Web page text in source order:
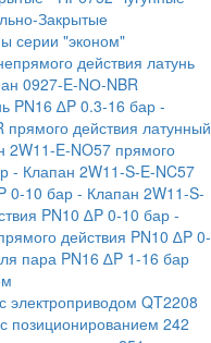
Закрытые
серии "эконом"
действия латунь
0927-E-NО-NBR
PN16 ∆P 0.3-16 бар -
действия латунный
2W11-E-NO57 прямого
- Клапан 2W11-S-E-NC57
0-10 бар - Клапан 2W11-S-
PN10 ∆P 0-10 бар -
действия PN10 ∆P 0-
пара PN16 ∆P 1-16 бар
электроприводом QT2208
позиционированием 242